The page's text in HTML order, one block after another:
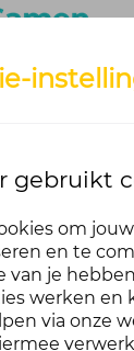
voor website,
gebruikt
om
en te
van je
werken en
via onze